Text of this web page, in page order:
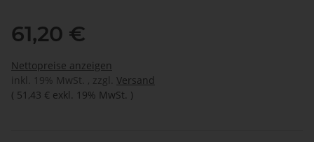
61,20 €
Nettopreise anzeigen
inkl. 19% MwSt. , zzgl. Versand
( 51,43 € exkl. 19% MwSt. )